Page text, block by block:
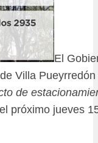
El
Villa
de
próximo jueves